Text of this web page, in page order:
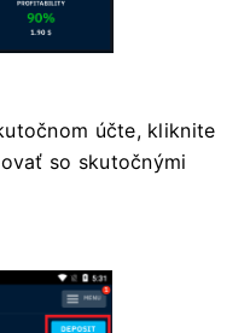
účte, kliknite
so skutočnými